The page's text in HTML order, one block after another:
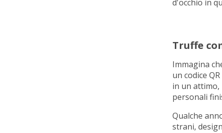
d'occhio in
Truffe
Immagina
un codice
in un attimo,
personali
Qualche
strani,